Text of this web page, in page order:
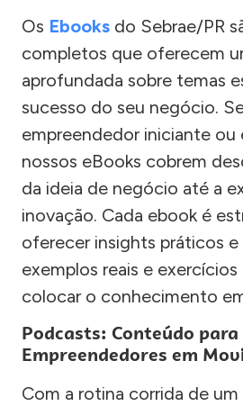
Os Ebooks do Sebrae/PR
completos que oferecem
aprofundada sobre temas
sucesso do seu negócio.
empreendedor iniciante ou
nossos eBooks cobrem
da ideia de negócio até a
inovação. Cada ebook é
oferecer insights práticos e
exemplos reais e
colocar o conhecimento
Podcasts: Conteúdo para
Empreendedores em
Com a rotina corrida de